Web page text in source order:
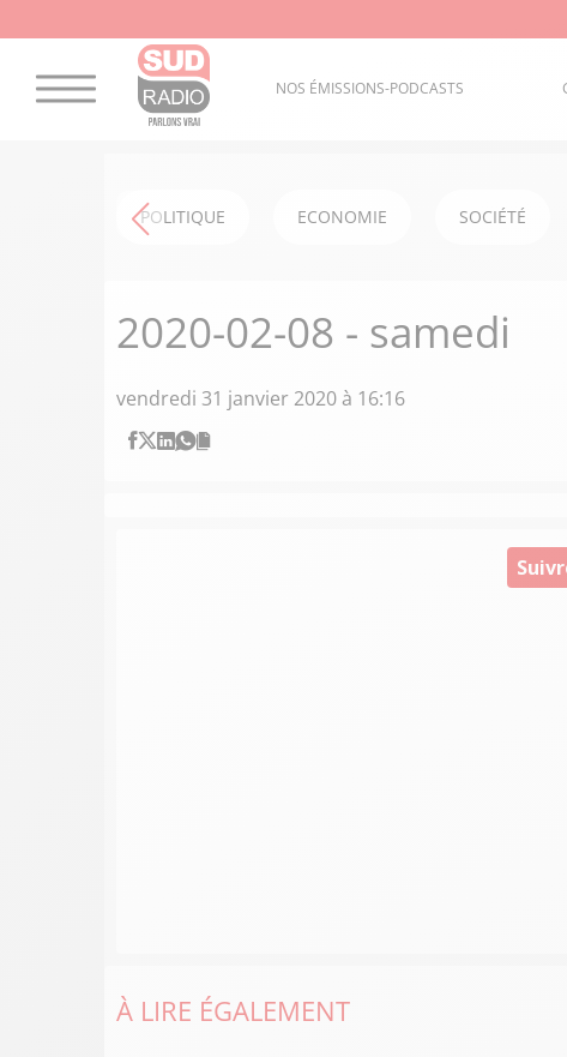
NOS ÉMISSIONS-PODCASTS
POLITIQUE ECONOMIE SOCIÉTÉ
2020-02-08 - samedi
vendredi 31 janvier 2020 à 16:16
À LIRE ÉGALEMENT